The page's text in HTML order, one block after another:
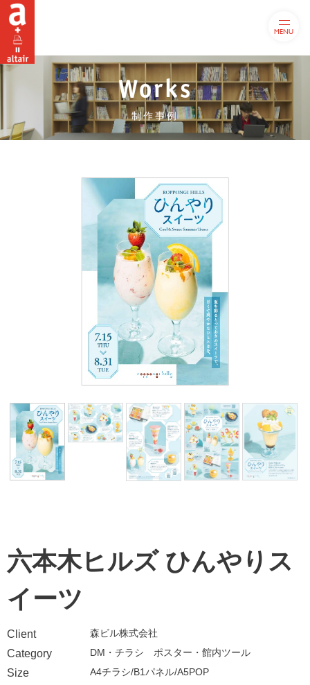
MENU
Works
制作事例
六本木ヒルズ ひんやりス
イーツ
Client 森ビル株式会社
Category DM・チラシ ポスター・館内ツール
Size A4チラシ/B1パネル/A5POP